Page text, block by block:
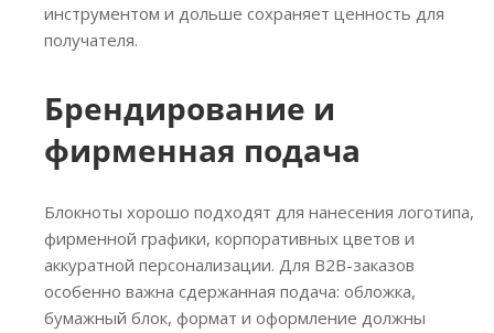
инструментом и дольше сохраняет ценность для
получателя.
Брендирование и
фирменная подача
Блокноты хорошо подходят для нанесения логотипа,
фирменной графики, корпоративных цветов и
аккуратной персонализации. Для B2B-заказов
особенно важна сдержанная подача: обложка,
бумажный блок, формат и оформление должны